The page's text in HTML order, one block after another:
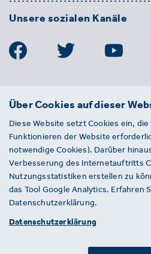
Unsere sozialen Kanäle
BDE
Entsorgungs-, Wasser- und
Kreislaufwirtschaft e. V.
Von-der-Heydt-Straße 2
D 10785 Berlin
Sie haben einen Fehler auf unserer
gefunden? Ihnen ist ein defekter Link
aufgefallen? Wir freuen uns über Ihren
Über Cookies auf dieser
Diese Website setzt Cookies ein,
Funktionieren der Website
notwendige Cookies). Darüber
Verbesserung des Internetauftritts
Nutzungsstatistiken erstellen zu
das Tool Google Analytics. Erfahren
Datenschutzerklärung.
Datenschutzerklärung